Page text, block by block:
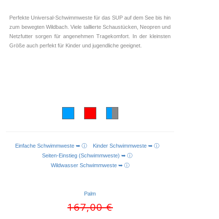
Perfekte Universal-Schwimmweste für das SUP auf dem See bis hin
zum bewegten Wildbach. Viele taillierte Schaustücken, Neopren und
Netzfutter sorgen für angenehmen Tragekomfort. In der kleinsten
Größe auch perfekt für Kinder und jugendliche geeignet.
AUSFÜHRUNG WÄHLEN
Einfache Schwimmweste ➥ ⓘ Kinder Schwimmweste ➥ ⓘ
Seiten-Einstieg (Schwimmweste) ➥ ⓘ
Wildwasser Schwimmweste ➥ ⓘ
Palm
167,00€